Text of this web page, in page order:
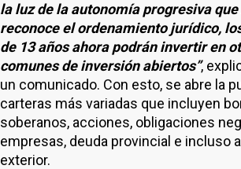
la luz de la autonomía progresiva que
reconoce el ordenamiento jurídico,
de 13 años ahora podrán invertir en
comunes de inversión abiertos”,
un comunicado. Con esto, se abre la
carteras más variadas que incluyen
soberanos, acciones, obligaciones
empresas, deuda provincial e incluso
exterior.